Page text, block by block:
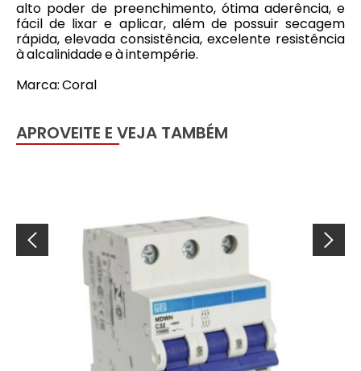
alto poder de preenchimento, ótima aderência, e
fácil de lixar e aplicar, além de possuir secagem
rápida, elevada consistência, excelente resistência
à alcalinidade e à intempérie.
Marca: Coral
APROVEITE E VEJA TAMBÉM